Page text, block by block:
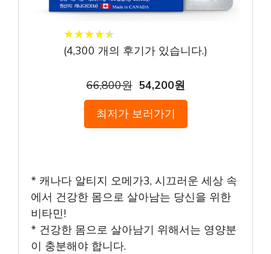
★★★★★
★★★★★
(4,300 개의 후기가 있습니다.)
66,800원 54,200원
최저가 보러가기
* 캐나다 알티지 오메가3, 시끄러운 세상 속
에서 건강한 몸으로 살아남는 당신을 위한
비타민!
* 건강한 몸으로 살아남기 위해서는 영양분
이 충분해야 합니다.